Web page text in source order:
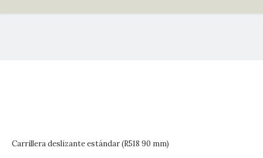
Carrillera deslizante estándar (R518 90 mm)